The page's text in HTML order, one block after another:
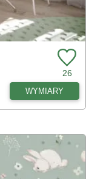
26
WYMIARY